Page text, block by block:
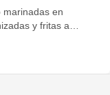
marinadas en
y fritas a
jugoso. Servido